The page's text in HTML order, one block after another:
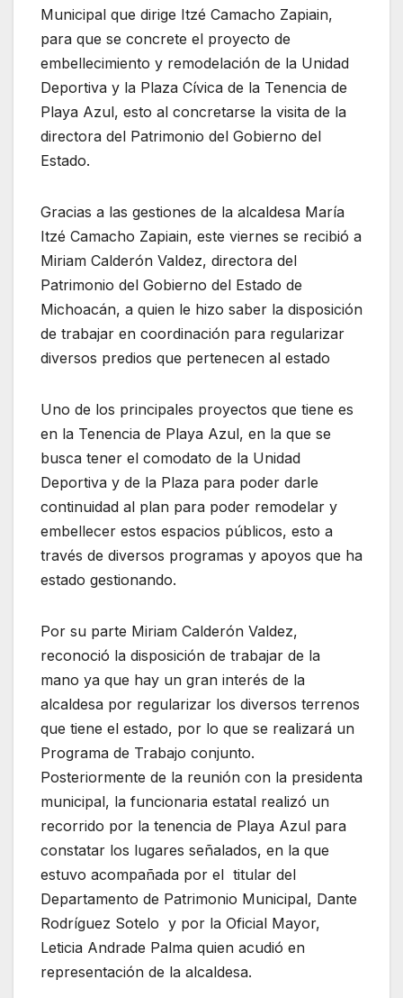
Municipal que dirige Itzé Camacho Zapiain,
para que se concrete el proyecto de
embellecimiento y remodelación de la Unidad
Deportiva y la Plaza Cívica de la Tenencia de
Playa Azul, esto al concretarse la visita de la
directora del Patrimonio del Gobierno del
Estado.
Gracias a las gestiones de la alcaldesa María
Itzé Camacho Zapiain, este viernes se recibió a
Miriam Calderón Valdez, directora del
Patrimonio del Gobierno del Estado de
Michoacán, a quien le hizo saber la disposición
de trabajar en coordinación para regularizar
diversos predios que pertenecen al estado
Uno de los principales proyectos que tiene es
en la Tenencia de Playa Azul, en la que se
busca tener el comodato de la Unidad
Deportiva y de la Plaza para poder darle
continuidad al plan para poder remodelar y
embellecer estos espacios públicos, esto a
través de diversos programas y apoyos que ha
estado gestionando.
Por su parte Miriam Calderón Valdez,
reconoció la disposición de trabajar de la
mano ya que hay un gran interés de la
alcaldesa por regularizar los diversos terrenos
que tiene el estado, por lo que se realizará un
Programa de Trabajo conjunto.
Posteriormente de la reunión con la presidenta
municipal, la funcionaria estatal realizó un
recorrido por la tenencia de Playa Azul para
constatar los lugares señalados, en la que
estuvo acompañada por el titular del
Departamento de Patrimonio Municipal, Dante
Rodríguez Sotelo y por la Oficial Mayor,
Leticia Andrade Palma quien acudió en
representación de la alcaldesa.